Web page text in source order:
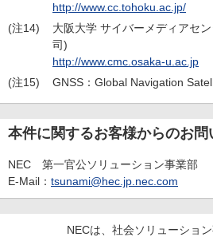
http://www.cc.tohoku.ac.jp/
(注14)
大阪大学 サイバーメディアセ
司)
http://www.cmc.osaka-u.ac.jp
(注15)
GNSS：Global Navigation
本件に関するお客様からのお問
NEC 第一官公ソリューション事業部
E-Mail： tsunami@hec.jp.nec.com
NECは、社会ソリューショ